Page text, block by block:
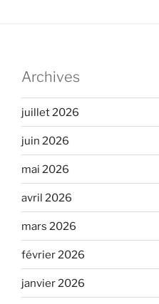
Archives
juillet 2026
juin 2026
mai 2026
avril 2026
mars 2026
février 2026
janvier 2026